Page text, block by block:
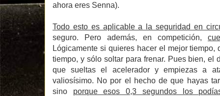
ahora eres Senna).
Todo esto es aplicable a la seguridad en
seguro. Pero además, en competición,
Lógicamente si quieres hacer el mejor tiempo,
tiempo, y sólo soltar para frenar. Pues bien, el
que sueltas el acelerador y empiezas a
valiosísimo. No por el hecho de que hayas
sino porque esos 0,3 segundos los